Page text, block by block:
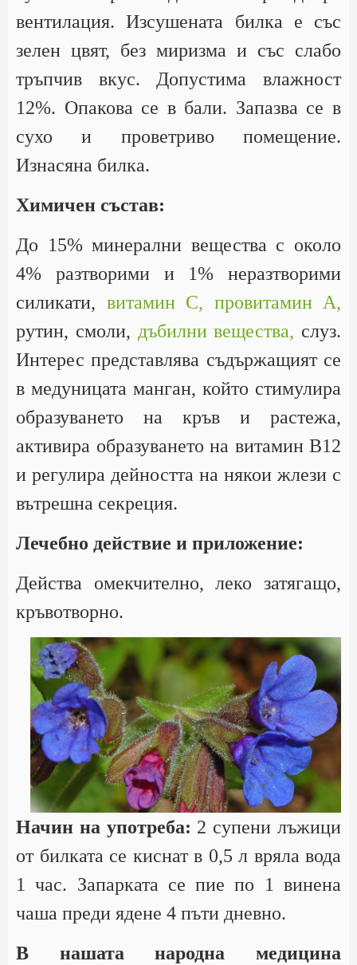
вентилация. Изсушената билка е със
зелен цвят, без миризма и със слабо
тръпчив вкус. Допустима влажност
12%. Опакова се в бали. Запазва се в
сухо и проветриво помещение.
Изнасяна билка.
Химичен състав:
До 15% минерални вещества с около
4% разтворими и 1% неразтворими
силикати, витамин С, провитамин А,
рутин, смоли, дъбилни вещества, слуз.
Интерес представлява съдържащият се
в медуницата манган, който стимулира
образуването на кръв и растежа,
активира образуването на витамин В12
и регулира дейността на някои жлези с
вътрешна секреция.
Лечебно действие и приложение:
Действа омекчително, леко затягащо,
кръвотворно.
Начин на употреба: 2 супени лъжици
от билката се киснат в 0,5 л вряла вода
1 час. Запарката се пие по 1 винена
чаша преди ядене 4 пъти дневно.
В нашата народна медицина